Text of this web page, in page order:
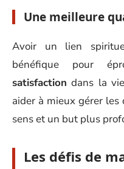
Une meilleure
Avoir un lien
bénéfique pour
satisfaction dans la
aider à mieux gérer
sens et un but plus
Les défis de